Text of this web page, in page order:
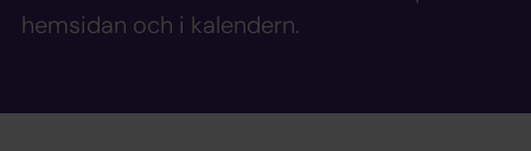
hemsidan och i kalendern.